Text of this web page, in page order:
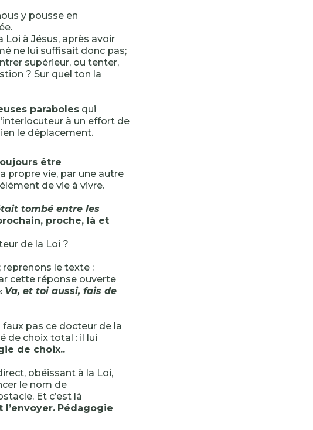
y pousse en
Loi à Jésus, après avoir
ne lui suffisait donc pas;
supérieur, ou tenter,
? Sur quel ton la
paraboles qui
à un effort de
le déplacement.
être
propre vie, par une autre
de vie à vivre.
tombé entre les
proche, là et
de la Loi ?
le texte :
cette réponse ouverte
Va, et toi aussi, fais de
pas ce docteur de la
de choix total : il lui
de choix..
obéissant à la Loi,
le nom de
Et c’est là
Pédagogie